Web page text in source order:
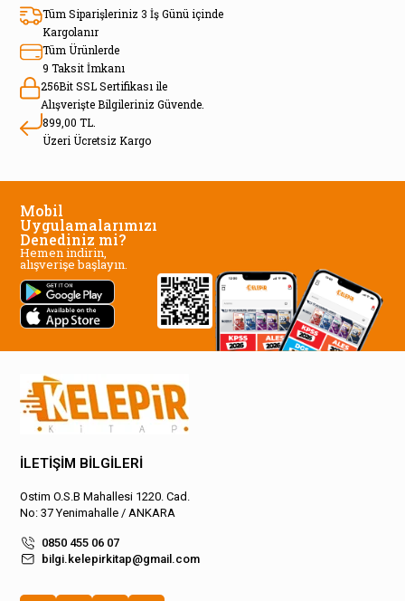
Tüm Siparişleriniz 3 İş Günü içinde
Kargolanır
Tüm Ürünlerde
9 Taksit İmkanı
256Bit SSL Sertifikası ile
Alışverişte Bilgileriniz Güvende.
899,00 TL.
Üzeri Ücretsiz Kargo
Mobil
Uygulamalarımızı
Denediniz mi?
Hemen indirin,
alışverişe başlayın.
İLETİŞİM BİLGİLERİ
Ostim O.S.B Mahallesi 1220. Cad.
No: 37 Yenimahalle / ANKARA
0850 455 06 07
bilgi.kelepirkitap@gmail.com